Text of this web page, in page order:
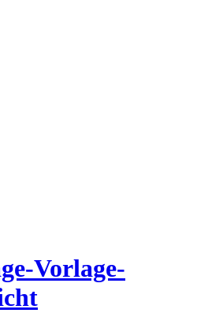
Vorlage-